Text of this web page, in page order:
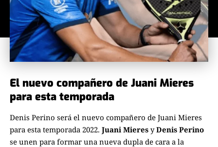
El nuevo compañero de Juani Mieres
para esta temporada
Denis Perino será el nuevo compañero de Juani Mieres
para esta temporada 2022. Juani Mieres yDenis Perino
se unen para formar una nueva dupla de cara a la